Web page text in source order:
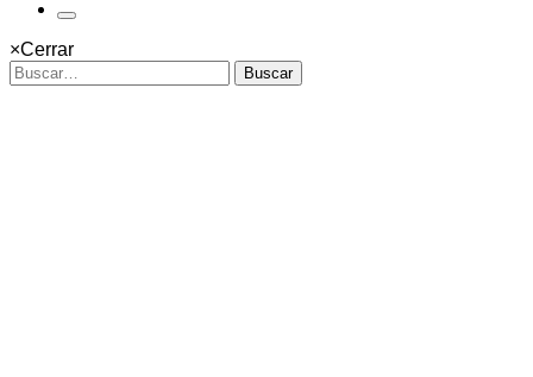
×Cerrar
Buscar